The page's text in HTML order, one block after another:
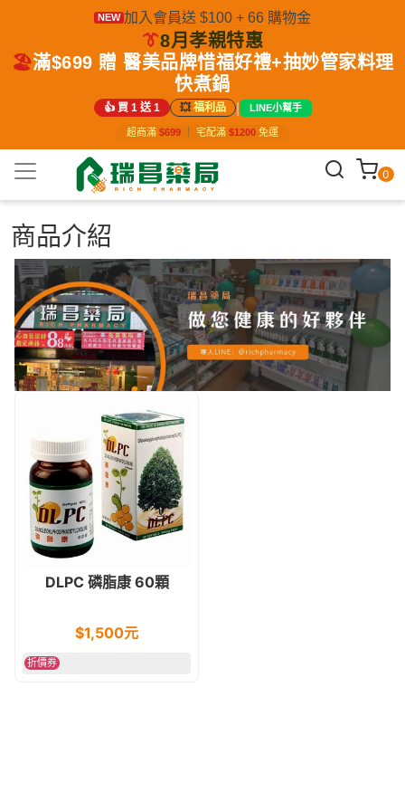
NEW 加入會員送 $100 + 66 購物金
👔8月孝親特惠
🏖️滿$699 贈 醫美品牌惜福好禮+抽妙管家料理
快煮鍋
👍 買 1 送 1 💥福利品 | LINE小幫手
超商滿 $699 宅配滿 $1200 免運
0
商品介紹
DLPC 磷脂康 60顆
$1,500元
折價券